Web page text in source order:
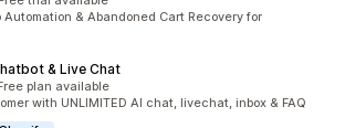
ว
Automation & Abandoned Cart Recovery for
& Live Chat
ว
plan available
with UNLIMITED AI chat, livechat, inbox & FAQ